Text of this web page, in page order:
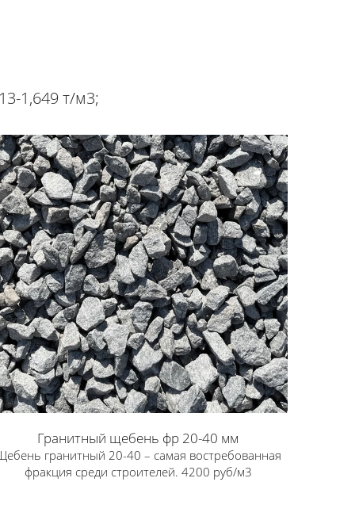
1,649 т/м3;
Гранитный щебень фр 20-40 мм
гранитный 20-40 – самая востребованная
фракция среди строителей. 4200 руб/м3